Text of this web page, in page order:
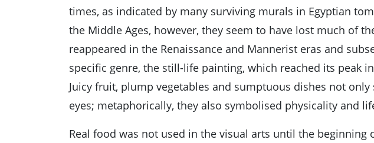
times, as indicated by many surviving murals in Egyptian
the Middle Ages, however, they seem to have lost much of
reappeared in the Renaissance and Mannerist eras and
specific genre, the still-life painting, which reached its peak
Juicy fruit, plump vegetables and sumptuous dishes not only
eyes; metaphorically, they also symbolised physicality and
Real food was not used in the visual arts until the beginning